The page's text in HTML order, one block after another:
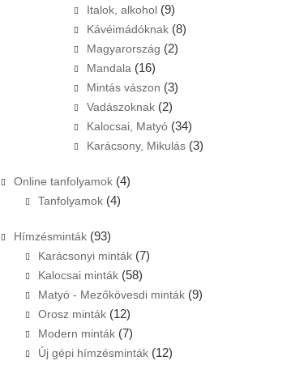
Italok, alkohol (9)
Kávéimádóknak (8)
Magyarország (2)
Mandala (16)
Mintás vászon (3)
Vadászoknak (2)
Kalocsai, Matyó (34)
Karácsony, Mikulás (3)
Online tanfolyamok (4)
Tanfolyamok (4)
Hímzésminták (93)
Karácsonyi minták (7)
Kalocsai minták (58)
Matyó - Mezőkövesdi minták (9)
Orosz minták (12)
Modern minták (7)
Új gépi hímzésminták (12)